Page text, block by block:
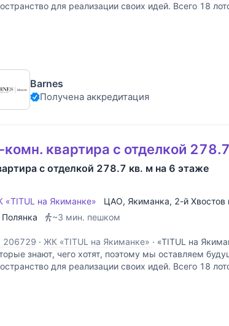
для реализации своих идей. Всего 18
Barnes
Получена аккредитация
комн. квартира с отделкой
с отделкой 278.7 кв. м на 6 этаже
«TITUL на Якиманке» ЦАО, Якиманка, 2-й Хвостов
Полянка
~3 мин. пешком
206729 · ЖК «TITUL на Якиманке» · «TITUL на
знают, чего хотят, поэтому мы оставляем
для реализации своих идей. Всего 18